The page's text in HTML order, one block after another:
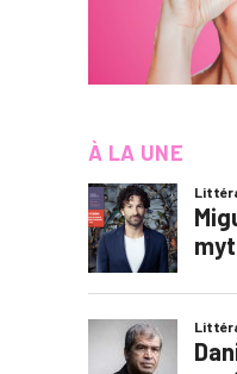
À LA UNE